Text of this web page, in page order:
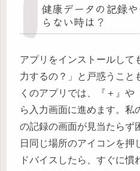
健康データの記録
らない時は？
アプリをインストールして
力するの？」と戸惑うこと
くのアプリでは、『＋』や
ら入力画面に進めます。私
の記録の画面が見当たらず
日同じ場所のアイコンを押
ドバイスしたら、すぐに